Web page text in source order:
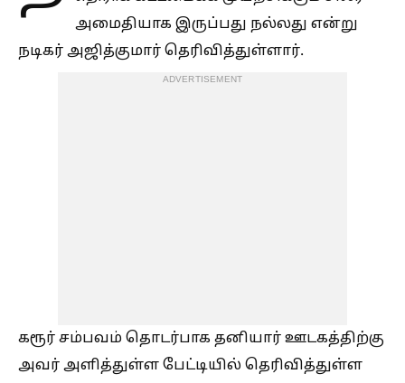
அமைதியாக இருப்பது நல்லது என்று
நடிகர் அஜித்குமார் தெரிவித்துள்ளார்.
ADVERTISEMENT
கரூர் சம்பவம் தொடர்பாக தனியார் ஊடகத்திற்கு
அவர் அளித்துள்ள பேட்டியில் தெரிவித்துள்ள